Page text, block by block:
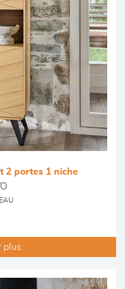
2 portes 1 niche
plus